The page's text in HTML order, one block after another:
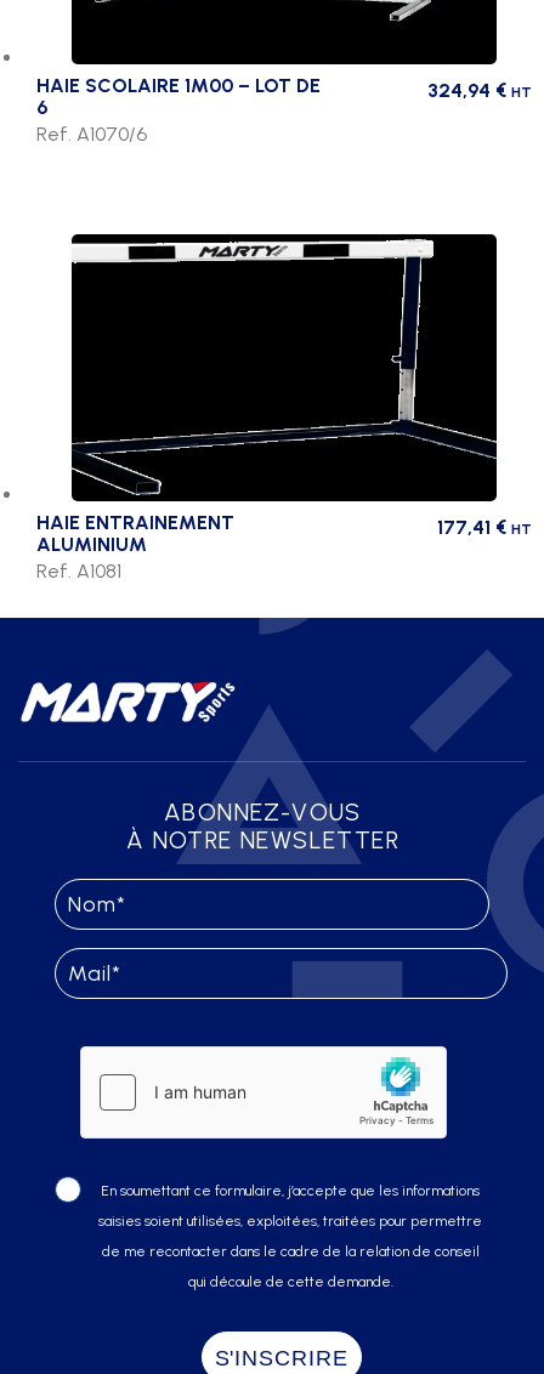
HAIE SCOLAIRE 1M00 – LOT DE
6
324,94 € HT
Ref. A1070/6
HAIE ENTRAINEMENT
ALUMINIUM
177,41 € HT
Ref. A1081
ABONNEZ-VOUS
À NOTRE NEWSLETTER
En soumettant ce formulaire, j’accepte que les informations
saisies soient utilisées, exploitées, traitées pour permettre
de me recontacter dans le cadre de la relation de conseil
qui découle de cette demande.